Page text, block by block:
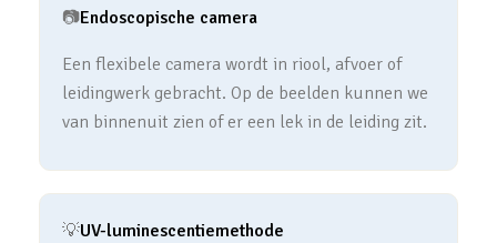
📷Endoscopische camera
Een flexibele camera wordt in riool, afvoer of
leidingwerk gebracht. Op de beelden kunnen we
van binnenuit zien of er een lek in de leiding zit.
💡UV-luminescentiemethode